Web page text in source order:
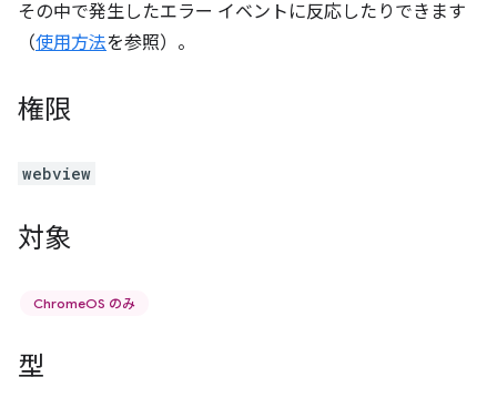
その中で発生したエラー イベントに反応したりできます
（使用方法を参照）。
権限
webview
対象
ChromeOS のみ
型